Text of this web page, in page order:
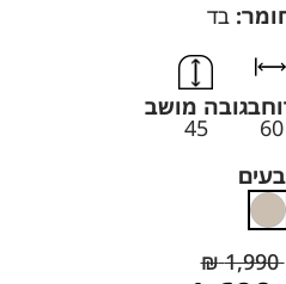
בד
60
גובה מושב
45
1,990
₪